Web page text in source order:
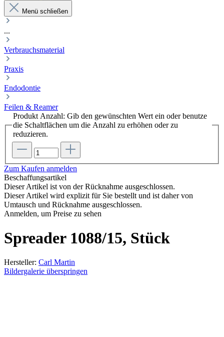
Menü schließen
...
Verbrauchsmaterial
Praxis
Endodontie
Feilen & Reamer
Produkt Anzahl: Gib den gewünschten Wert ein oder benutze
die Schaltflächen um die Anzahl zu erhöhen oder zu
reduzieren.
Zum Kaufen anmelden
Beschaffungsartikel
Dieser Artikel ist von der Rücknahme ausgeschlossen.
Dieser Artikel wird explizit für Sie bestellt und ist daher von
Umtausch und Rücknahme ausgeschlossen.
Anmelden, um Preise zu sehen
Spreader 1088/15, Stück
Hersteller: Carl Martin
Bildergalerie überspringen